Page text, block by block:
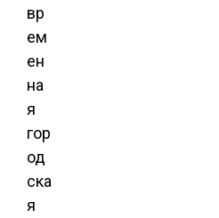
вр
ем
ен
на
я
гор
од
ска
я